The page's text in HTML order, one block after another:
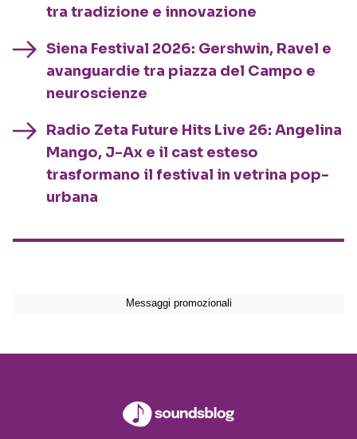
tra tradizione e innovazione
Siena Festival 2026: Gershwin, Ravel e
avanguardie tra piazza del Campo e
neuroscienze
Radio Zeta Future Hits Live 26: Angelina
Mango, J-Ax e il cast esteso
trasformano il festival in vetrina pop-
urbana